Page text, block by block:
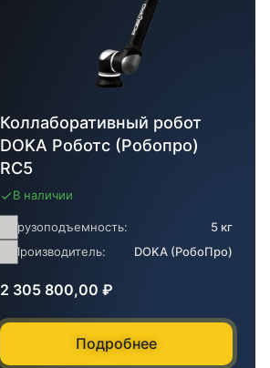
Коллаборативный робот
DOKA Роботс (Робопро)
RC5
В наличии
Грузоподъемность:
5 кг
Производитель:
DOKA (РобоПро)
2 305 800,00 ₽
Подробнее